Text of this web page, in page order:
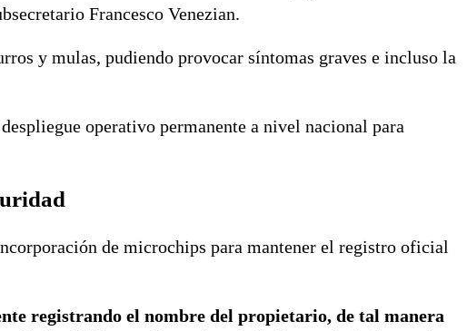
Francesco Venezian.
y mulas, pudiendo provocar síntomas graves e incluso la
operativo permanente a nivel nacional para
de microchips para mantener el registro oficial
registrando el nombre del propietario, de tal manera